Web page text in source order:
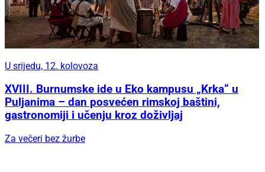
U srijedu, 12. kolovoza
XVIII. Burnumske ide u Eko kampusu „Krka“ u
Puljanima – dan posvećen rimskoj baštini,
gastronomiji i učenju kroz doživljaj
Za večeri bez žurbe